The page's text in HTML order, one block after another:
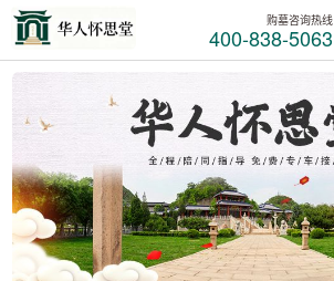
购墓咨询热线
400-838-5063